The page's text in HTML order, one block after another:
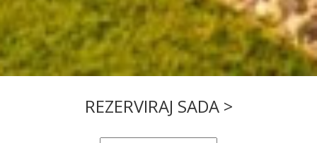
REZERVIRAJ SADA >